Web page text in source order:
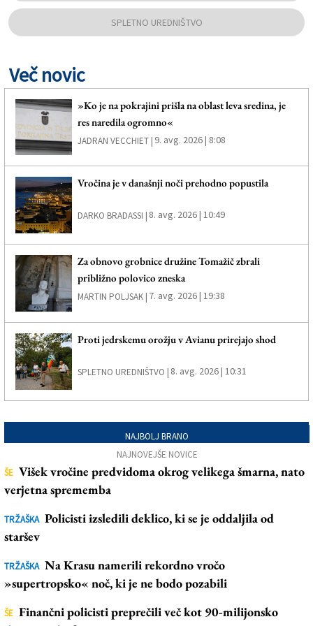
SPLETNO UREDNIŠTVO
Več novic
»Ko je na pokrajini prišla na oblast leva sredina, je
res naredila ogromno«
JADRAN VECCHIET | 9. avg. 2026 | 8:08
Vročina je v današnji noči prehodno popustila
DARKO BRADASSI | 8. avg. 2026 | 10:49
Za obnovo grobnice družine Tomažič zbrali
približno polovico zneska
MARTIN POLJSAK | 7. avg. 2026 | 19:38
Proti jedrskemu orožju v Avianu prirejajo shod
SPLETNO UREDNIŠTVO | 8. avg. 2026 | 10:31
NAJBOLJ BRANO
NAJNOVEJŠE NOVICE
ŠE Višek vročine predvidoma okrog velikega šmarna, nato
verjetna sprememba
TRŽAŠKA Policisti izsledili deklico, ki se je oddaljila od
staršev
TRŽAŠKA Na Krasu namerili rekordno vročo
»supertropsko« noč, ki je ne bodo pozabili
ŠE Finančni policisti preprečili več kot 90-milijonsko